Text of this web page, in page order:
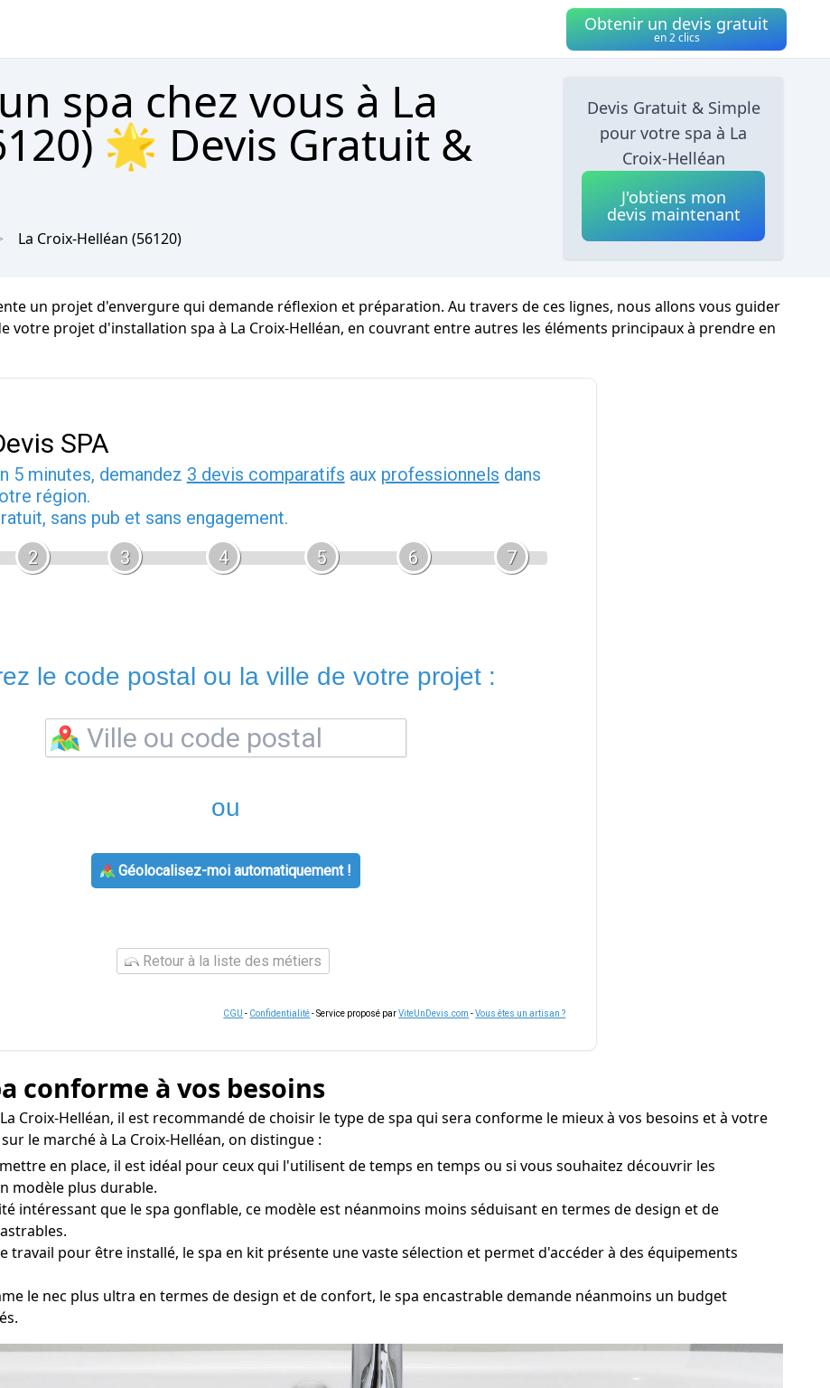
Obtenir un devis gratuit
en 2 clics
spa chez vous à La
🌟 Devis Gratuit &
La Croix-Helléan (56120)
Devis Gratuit & Simple
pour votre spa à La
Croix-Helléan
J'obtiens mon
devis maintenant
un projet d'envergure qui demande réflexion et préparation. Au travers de ces lignes, nous allons vous guider
votre projet d'installation spa à La Croix-Helléan, en couvrant entre autres les éléments principaux à prendre en
SPA
5 minutes, demandez 3 devis comparatifs aux professionnels dans
région.
sans pub et sans engagement.
2 3 4 5 6 7
le code postal ou la ville de votre projet :
ou
Géolocalisez-moi automatiquement !
Retour à la liste des métiers
CGU - Confidentialité- Service proposé parViteUnDevis.com -Vous êtes un artisan ?
conforme à vos besoins
Croix-Helléan, il est recommandé de choisir le type de spa qui sera conforme le mieux à vos besoins et à votre
le marché à La Croix-Helléan, on distingue :
en place, il est idéal pour ceux qui l'utilisent de temps en temps ou si vous souhaitez découvrir les
modèle plus durable.
intéressant que le spa gonflable, ce modèle est néanmoins moins séduisant en termes de design et de
travail pour être installé, le spa en kit présente une vaste sélection et permet d'accéder à des équipements
le nec plus ultra en termes de design et de confort, le spa encastrable demande néanmoins un budget